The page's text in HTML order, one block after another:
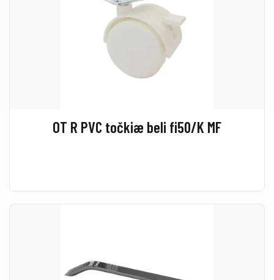
OT R PVC točkiæ beli fi50/K MF